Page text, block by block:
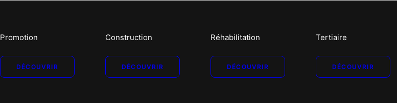
Promotion
DÉCOUVRIR
Construction
DÉCOUVRIR
Réhabilitation
DÉCOUVRIR
Tertiaire
DÉCOUVRIR